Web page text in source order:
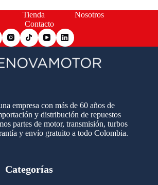
Tienda
Nosotros
Contacto
empresa con más de 60 años de
y distribución de repuestos
partes de motor, transmisión, turbos
y envío gratuito a todo Colombia.
Categorías